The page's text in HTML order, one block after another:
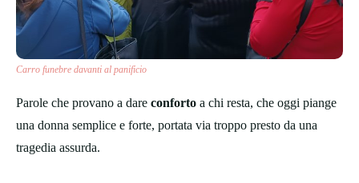
Carro funebre davanti al panificio
Parole che provano a dare conforto a chi resta, che oggi piange
una donna semplice e forte, portata via troppo presto da una
tragedia assurda.